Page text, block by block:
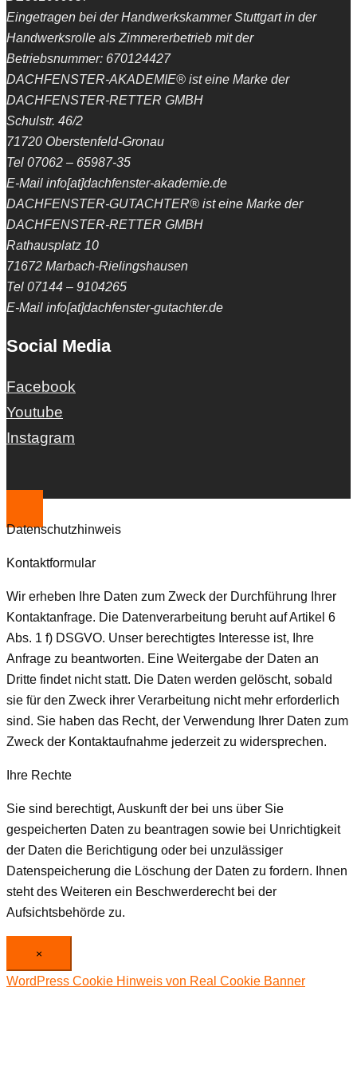
Eingetragen bei der Handwerkskammer Stuttgart in der
Handwerksrolle als Zimmererbetrieb mit der
Betriebsnummer: 670124427
DACHFENSTER-AKADEMIE® ist eine Marke der
DACHFENSTER-RETTER GMBH
Schulstr. 46/2
71720 Oberstenfeld-Gronau
Tel 07062 – 65987-35
E-Mail info[at]dachfenster-akademie.de
DACHFENSTER-GUTACHTER® ist eine Marke der
DACHFENSTER-RETTER GMBH
Rathausplatz 10
71672 Marbach-Rielingshausen
Tel 07144 – 9104265
E-Mail info[at]dachfenster-gutachter.de
Social Media
Facebook
Youtube
Instagram
Datenschutzhinweis
Kontaktformular
Wir erheben Ihre Daten zum Zweck der Durchführung Ihrer
Kontaktanfrage. Die Datenverarbeitung beruht auf Artikel 6
Abs. 1 f) DSGVO. Unser berechtigtes Interesse ist, Ihre
Anfrage zu beantworten. Eine Weitergabe der Daten an
Dritte findet nicht statt. Die Daten werden gelöscht, sobald
sie für den Zweck ihrer Verarbeitung nicht mehr erforderlich
sind. Sie haben das Recht, der Verwendung Ihrer Daten zum
Zweck der Kontaktaufnahme jederzeit zu widersprechen.
Ihre Rechte
Sie sind berechtigt, Auskunft der bei uns über Sie
gespeicherten Daten zu beantragen sowie bei Unrichtigkeit
der Daten die Berichtigung oder bei unzulässiger
Datenspeicherung die Löschung der Daten zu fordern. Ihnen
steht des Weiteren ein Beschwerderecht bei der
Aufsichtsbehörde zu.
×
WordPress Cookie Hinweis von Real Cookie Banner